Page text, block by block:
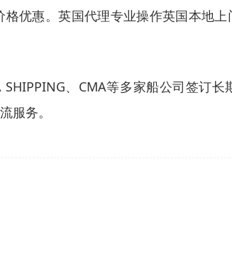
优惠。英国代理专业操作英国本地
、CMA等多家船公司签订
服务。